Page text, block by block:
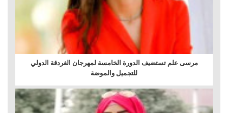
مرسى علم تستضيف الدورة الخامسة لمهرجان الغردقة الدولي
للتجميل والموضة